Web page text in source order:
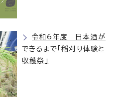
令和6年度 日本酒が
できるまで「稲刈り体験と
収穫祭」